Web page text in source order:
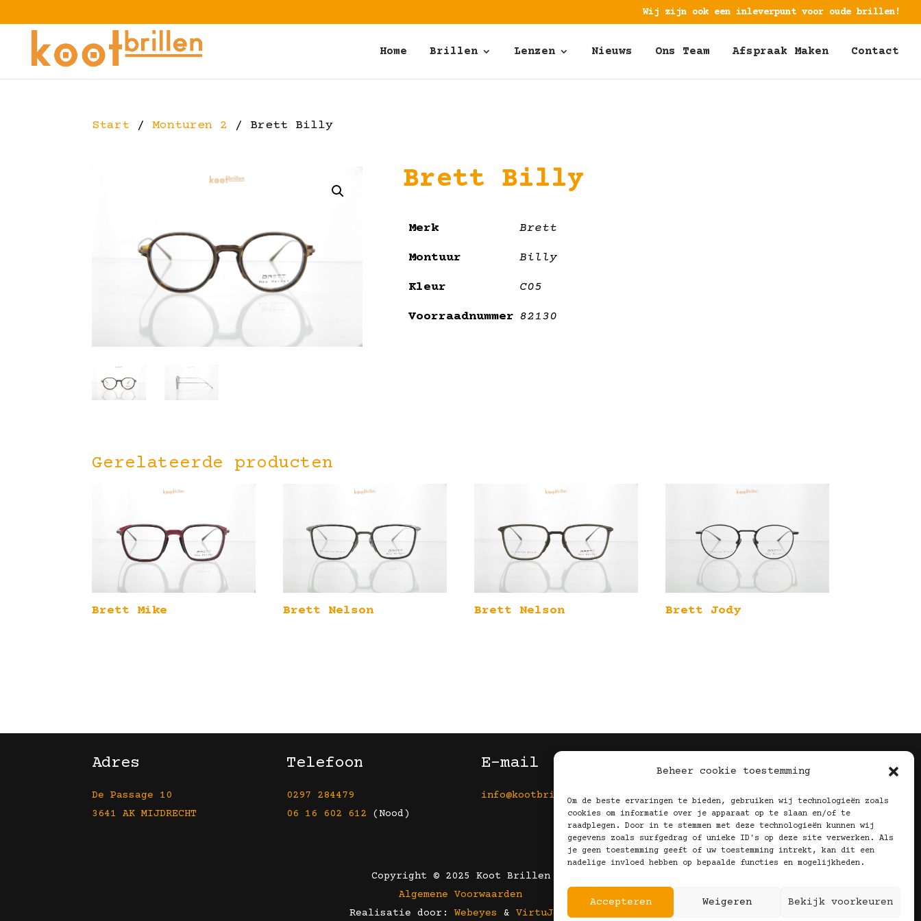
Beheer cookie toestemming
Om de beste ervaringen te bieden, gebruiken wij technologieën zoals
cookies om informatie over je apparaat op te slaan en/of te
raadplegen. Door in te stemmen met deze technologieën kunnen wij
gegevens zoals surfgedrag of unieke ID's op deze site verwerken. Als
je geen toestemming geeft of uw toestemming intrekt, kan dit een
nadelige invloed hebben op bepaalde functies en mogelijkheden.
Accepteren Weigeren Bekijk voorkeuren
Wij zijn ook een inleverpunt voor oude brillen!
Home Brillen Lenzen Nieuws Ons Team Afspraak Maken Contact
Start /Monturen 2 / Brett Billy
Brett Billy
Merk Brett
Montuur Billy
Kleur C05
Voorraadnummer 82130
Gerelateerde producten
Brett Mike Brett Nelson Brett Nelson Brett Jody
Adres
De Passage 10
3641 AK MIJDRECHT
Telefoon
0297 284479
06 16 602 612 (Nood)
E-mail
info@kootbrillen.nl
Volg Ons!
Copyright © 2025 Koot Brillen
Algemene Voorwaarden
Realisatie door: Webeyes & VirtuJoos